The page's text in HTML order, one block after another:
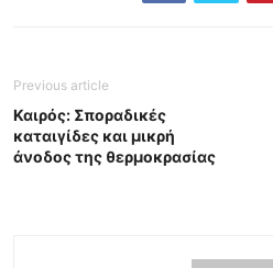
Previous article
Καιρός: Σποραδικές
καταιγίδες και μικρή
άνοδος της θερμοκρασίας